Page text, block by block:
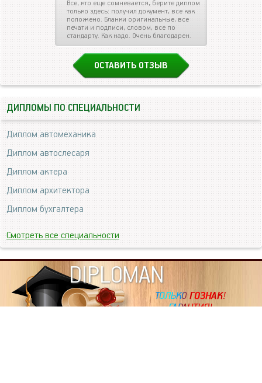
Все, кто еще сомневается, берите диплом
только здесь: получил документ, все как
положено. Бланки оригинальные, все
печати и подписи, словом, все по
стандарту. Как надо. Очень благодарен.
ОСТАВИТЬ ОТЗЫВ
ДИПЛОМЫ ПО СПЕЦИАЛЬНОСТИ
Диплом автомеханика
Диплом автослесаря
Диплом актера
Диплом архитектора
Диплом бухгалтера
Смотреть все специальности
DIPLOMAN